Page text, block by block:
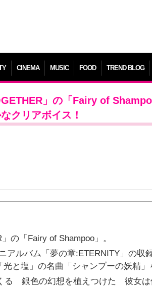
CINEMA MUSIC FOOD TREND BLOG
」の「Fairy of
クリアボイス！
の「Fairy of Shampoo」。
ルバム「夢の章:ETERNITY」の収
と塩」の名曲「シャンプーの妖精」
る 銀色の幻想を植えつけた 彼女